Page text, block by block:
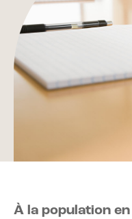
À la population